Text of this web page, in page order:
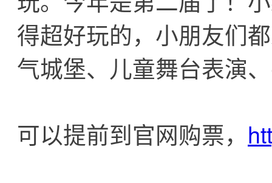
得超好玩的，小朋友们
气城堡、儿童舞台表演
可以提前到官网购票，